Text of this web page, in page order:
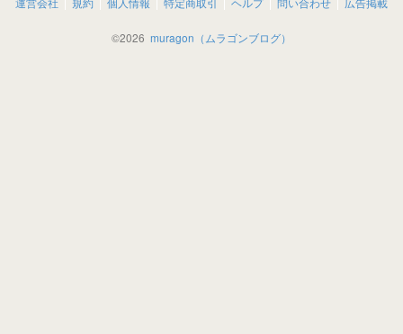
©2026 muragon（ムラゴンブログ）